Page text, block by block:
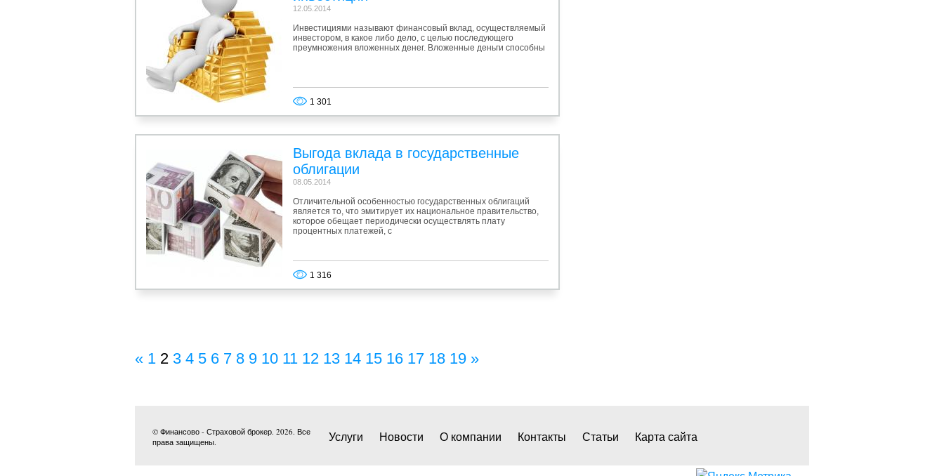
12.05.2014
Инвестициями называют финансовый вклад, осуществляемый
инвестором, в какое либо дело, с целью последующего
преумножения вложенных денег. Вложенные деньги способны
1 301
Выгода вклада в государственные
облигации
08.05.2014
Отличительной особенностью государственных облигаций
является то, что эмитирует их национальное правительство,
которое обещает периодически осуществлять плату
процентных платежей, с
1 316
« 1 2 3 4 5 6 7 8 9 10 11 12 13 14 15 16 17 18 19 »
© Финансово - Страховой брокер. 2026. Все
права защищены.
Услуги Новости О компании Контакты Статьи Карта сайта